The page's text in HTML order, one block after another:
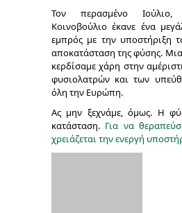
Τον περασμένο
Κοινοβούλιο έκανε ένα
εμπρός με την υποστήριξη
αποκατάσταση της φύσης.
κερδίσαμε χάρη στην
φυσιολατρών και των
όλη την Ευρώπη.
Ας μην ξεχνάμε, όμως. Η
κατάσταση. Για να
χρειάζεται την ενεργή